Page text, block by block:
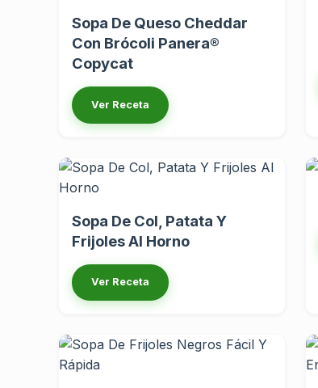
Sopa De Queso Cheddar
Con Brócoli Panera®
Copycat
Ver Receta
Sopa De Col, Patata Y
Frijoles Al Horno
Ver Receta